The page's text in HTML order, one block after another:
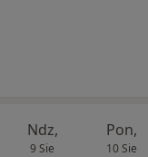
Ndz,
9 Sie
Pon,
10 Sie